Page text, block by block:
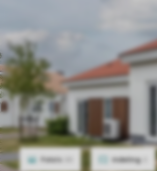
Foto's Indeling